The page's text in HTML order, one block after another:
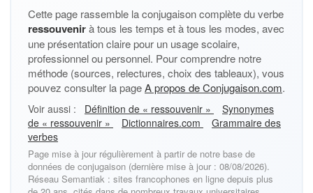
Cette page rassemble la conjugaison complète du verbe
ressouvenirà tous les temps et à tous les modes, avec
une présentation claire pour un usage scolaire,
professionnel ou personnel. Pour comprendre notre
méthode (sources, relectures, choix des tableaux), vous
pouvez consulter la pageA propos de Conjugaison.com.
Voir aussi : Définition de « ressouvenir »
Synonymes
de « ressouvenir »
Dictionnaires.com
Grammaire des
verbes
Page mise à jour régulièrement à partir de notre base de
données de conjugaison (dernière mise à jour : 08/08/2026).
Réseau Semantiak : sites francophones en ligne depuis plus